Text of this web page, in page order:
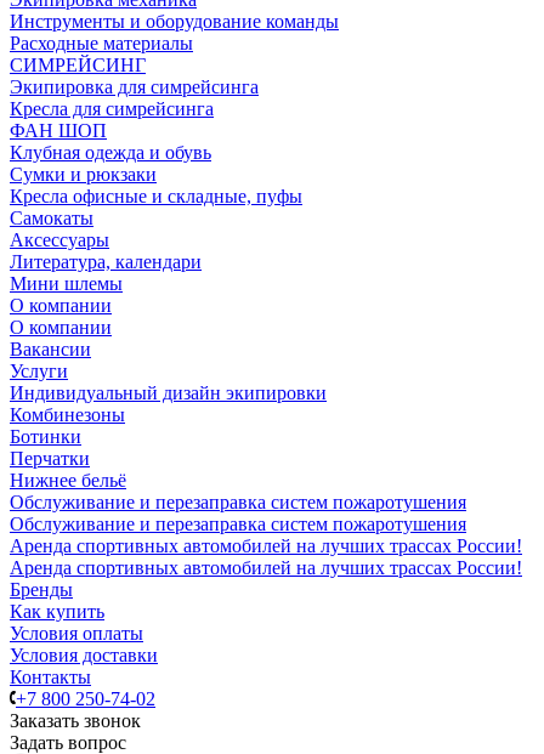
Инструменты и оборудование команды
Расходные материалы
СИМРЕЙСИНГ
Экипировка для симрейсинга
Кресла для симрейсинга
ФАН ШОП
Клубная одежда и обувь
Сумки и рюкзаки
Кресла офисные и складные, пуфы
Самокаты
Аксессуары
Литература, календари
Мини шлемы
О компании
О компании
Вакансии
Услуги
Индивидуальный дизайн экипировки
Комбинезоны
Ботинки
Перчатки
Нижнее бельё
Обслуживание и перезаправка систем пожаротушения
Обслуживание и перезаправка систем пожаротушения
Аренда спортивных автомобилей на лучших трассах России!
Аренда спортивных автомобилей на лучших трассах России!
Бренды
Как купить
Условия оплаты
Условия доставки
Контакты
+7 800 250-74-02
Заказать звонок
Задать вопрос